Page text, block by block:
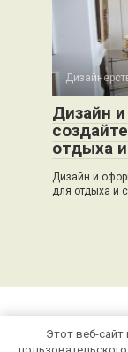
Дизайн
отдыха
Дизайн и
для отдыха и
© 2026 stroy-
Этот веб-